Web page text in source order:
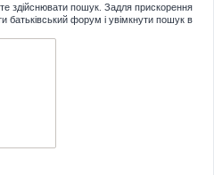
здійснювати пошук. Задля прискорення
форум і увімкнути пошук в